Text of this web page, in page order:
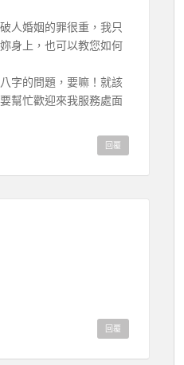
人婚姻的罪很重，我只
身上，也可以教您如何
字的問題，要嘛！就該
幫忙歡迎來我服務處面
回覆
回覆